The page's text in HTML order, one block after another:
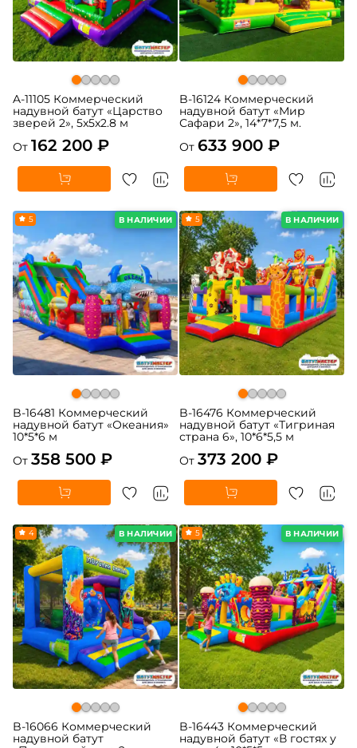
A-11105 Коммерческий
надувной батут «Царство
зверей 2», 5x5x2.8 м
От 162 200 ₽
B-16124 Коммерческий
надувной батут «Мир
Сафари 2», 14*7*7,5 м.
От 633 900 ₽
В НАЛИЧИИ
5
B-16481 Коммерческий
надувной батут «Океания»
10*5*6 м
От 358 500 ₽
В НАЛИЧИИ
5
B-16476 Коммерческий
надувной батут «Тигриная
страна 6», 10*6*5,5 м
От 373 200 ₽
В НАЛИЧИИ
4
B-16066 Коммерческий
надувной батут
В НАЛИЧИИ
5
B-16443 Коммерческий
надувной батут «В гостях у